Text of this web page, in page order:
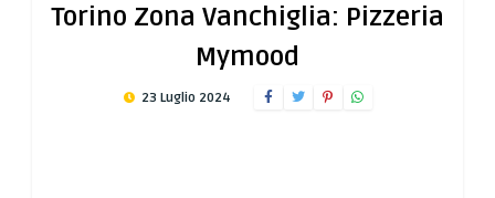
Torino Zona Vanchiglia: Pizzeria
Mymood
23 Luglio 2024